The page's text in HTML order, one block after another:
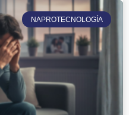
NAPROTECNOLOGÍA